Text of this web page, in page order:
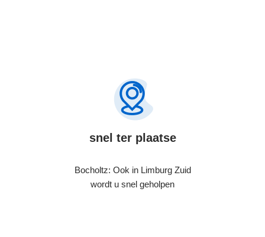
snel ter plaatse
Bocholtz: Ook in Limburg Zuid
wordt u snel geholpen